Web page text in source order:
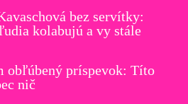
bez servítky:
kolabujú a vy stále
obľúbený príspevok: Títo
nič